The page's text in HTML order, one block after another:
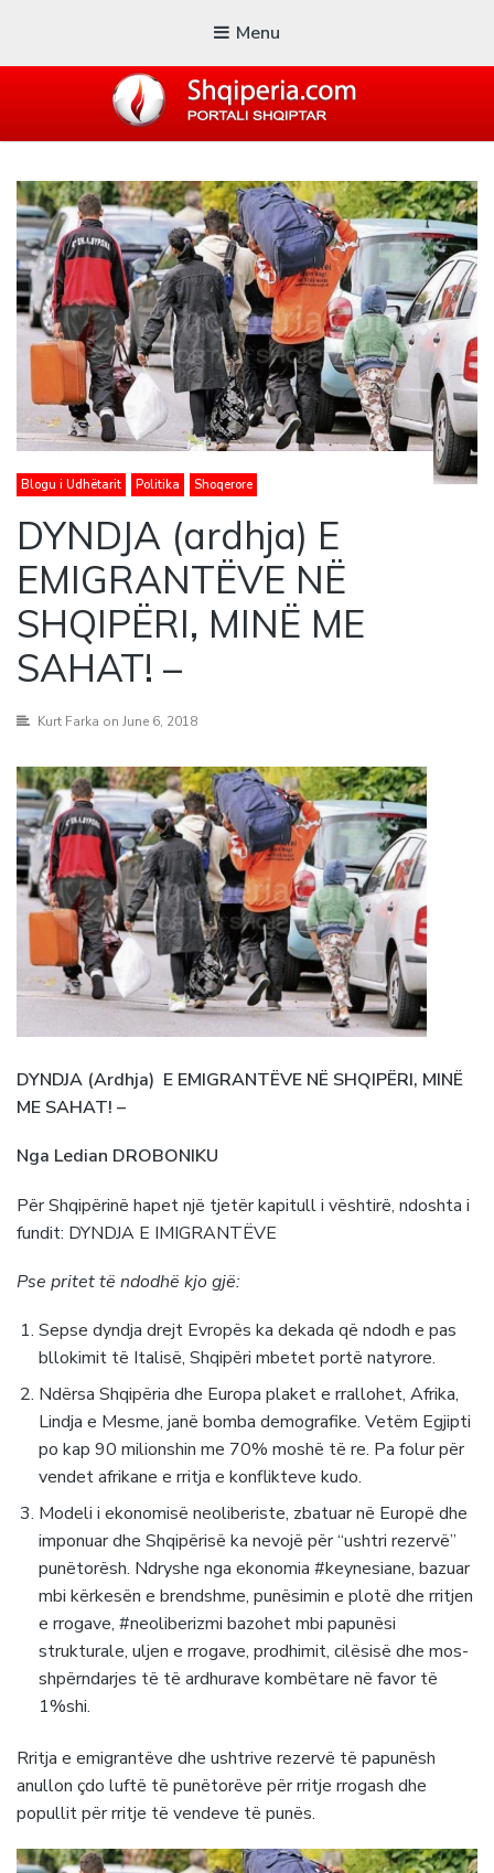
Menu
Blogu i ShqiperiaCom
Blogu i Udhëtarit Politika Shoqerore
DYNDJA (ardhja) E
EMIGRANTËVE NË
SHQIPËRI, MINË ME
SAHAT! –
Kurt Farka on June 6, 2018
DYNDJA (Ardhja) E EMIGRANTËVE NË SHQIPËRI, MINË
ME SAHAT! –
Nga Ledian DROBONIKU
Për Shqipërinë hapet një tjetër kapitull i vështirë, ndoshta i
fundit: DYNDJA E IMIGRANTËVE
Pse pritet të ndodhë kjo gjë:
Sepse dyndja drejt Evropës ka dekada që ndodh e pas
bllokimit të Italisë, Shqipëri mbetet portë natyrore.
Ndërsa Shqipëria dhe Europa plaket e rrallohet, Afrika,
Lindja e Mesme, janë bomba demografike. Vetëm Egjipti
po kap 90 milionshin me 70% moshë të re. Pa folur për
vendet afrikane e rritja e konflikteve kudo.
Modeli i ekonomisë neoliberiste, zbatuar në Europë dhe
imponuar dhe Shqipërisë ka nevojë për “ushtri rezervë”
punëtorësh. Ndryshe nga ekonomia #keynesiane, bazuar
mbi kërkesën e brendshme, punësimin e plotë dhe rritjen
e rrogave, #neoliberizmi bazohet mbi papunësi
strukturale, uljen e rrogave, prodhimit, cilësisë dhe mos-
shpërndarjes të të ardhurave kombëtare në favor të
1%shi.
Rritja e emigrantëve dhe ushtrive rezervë të papunësh
anullon çdo luftë të punëtorëve për rritje rrogash dhe
popullit për rritje të vendeve të punës.